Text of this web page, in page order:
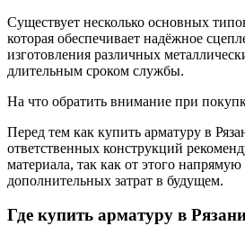
Существует несколько основных
которая обеспечивает надёжное
изготовления различных
длительным сроком службы.
На что обратить внимание при
Перед тем как купить арматуру в
ответственных конструкций
материала, так как от этого
дополнительных затрат в будущем.
Где купить арматуру в